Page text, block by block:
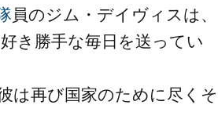
員のジム・デイヴィスは、
き勝手な毎日を送ってい
は再び国家のために尽くそ